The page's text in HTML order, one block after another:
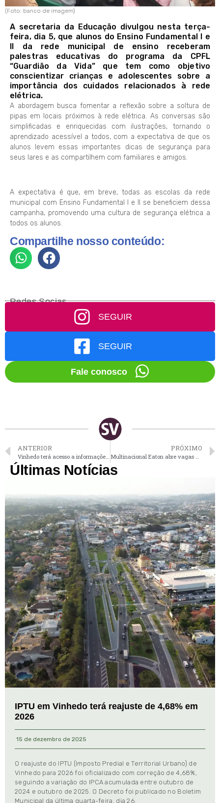
(Foto: banco de imagem)
A secretaria da Educação divulgou nesta terça-
feira, dia 5, que alunos do Ensino Fundamental I e
II da rede municipal de ensino receberam
palestras educativas do programa da CPFL
“Guardião da Vida” que tem como objetivo
conscientizar crianças e adolescentes sobre a
importância dos cuidados relacionados à rede
elétrica.
A abordagem busca fomentar a reflexão sobre a soltura de
pipas em locais próximos à rede elétrica. As conversas são
simplificadas e enriquecidas com ilustrações, tornando o
aprendizado acessível a todos, com a expectativa de que os
alunos levem essas importantes dicas de segurança para
seus lares e as compartilhem com familiares e amigos.
A expectativa é que, em breve, todas as escolas da rede
municipal com Ensino Fundamental I e II se beneficiem dessa
campanha, promovendo uma cultura de segurança elétrica a
todos os alunos.
Compartilhe nosso conteúdo:
Redes Socias
SEGUIR
SEGUIR
Fale conosco
ANTERIOR PRÓXIMO
Últimas Notícias
IPTU em Vinhedo terá reajuste de 4,68% em
2026
15 de dezembro de 2025
O reajuste do IPTU (Imposto Predial e Territorial Urbano) de
Vinhedo para 2026 foi oficializado com correção de 4,68%,
seguindo a variação do IPCA acumulada entre outubro de
2024 e outubro de 2025. O Decreto foi publicado no Boletim
Municipal da última quarta-feira, dia 26.